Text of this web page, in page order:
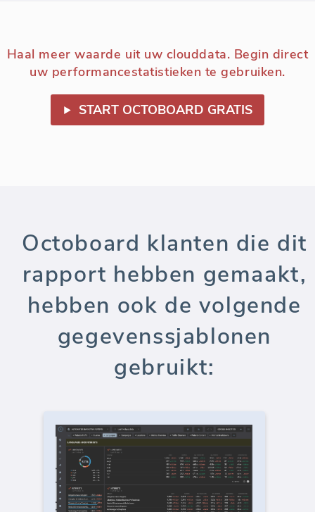
Haal meer waarde uit uw clouddata. Begin direct
uw performancestatistieken te gebruiken.
START OCTOBOARD GRATIS
Octoboard klanten die dit
rapport hebben gemaakt,
hebben ook de volgende
gegevenssjablonen
gebruikt: